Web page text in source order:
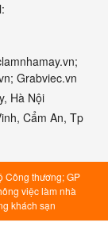
Grabviec.vn
Hà Nội
Cẩm An, Tp
Công thương; GP
việc làm nhà
khách sạn